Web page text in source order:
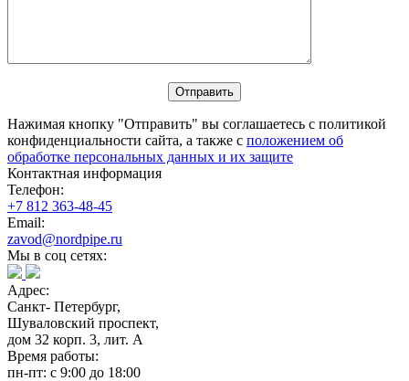
Нажимая кнопку "Отправить" вы соглашаетесь с политикой
конфиденциальности сайта, а также с положением об
обработке персональных данных и их защите
Контактная информация
Телефон:
+7 812 363-48-45
Email:
zavod@nordpipe.ru
Мы в соц сетях:
Адрес:
Санкт- Петербург,
Шуваловский проспект,
дом 32 корп. 3, лит. А
Время работы:
пн-пт: с 9:00 до 18:00